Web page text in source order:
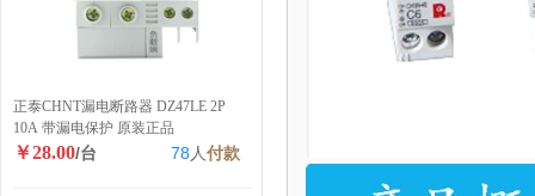
正泰CHNT漏电断路器 DZ47LE 2P
10A 带漏电保护 原装正品
￥28.00/台 78 人付款